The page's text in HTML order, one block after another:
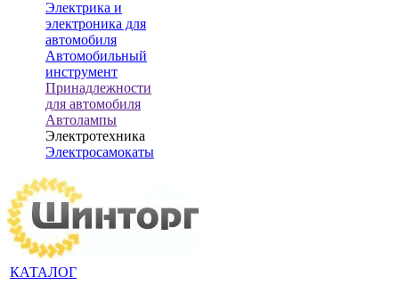
Электрика и
электроника для
автомобиля
Автомобильный
инструмент
Принадлежности
для автомобиля
Автолампы
Электротехника
Электросамокаты
КАТАЛОГ